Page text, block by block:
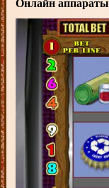
Онлайн